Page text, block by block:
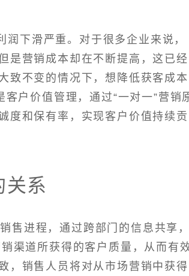
下滑严重。对于很多企业来说，
是营销成本却在不断提高，这已经
致不变的情况下，想降低获客成本
户价值管理，通过“一对一”营销
度和保有率，实现客户价值持续贡
系
售进程，通过跨部门的信息共享
渠道所获得的客户质量，从而有
，销售人员将对从市场营销中获得